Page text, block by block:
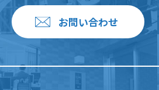
お問い合わせ